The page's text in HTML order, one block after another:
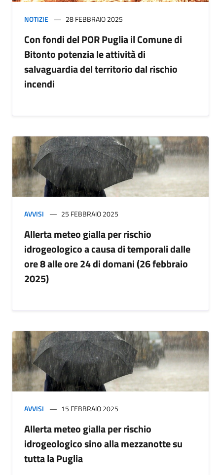
NOTIZIE 28 FEBBRAIO 2025
Con fondi del POR Puglia il Comune di
Bitonto potenzia le attività di
salvaguardia del territorio dal rischio
incendi
AVVISI 25 FEBBRAIO 2025
Allerta meteo gialla per rischio
idrogeologico a causa di temporali dalle
ore 8 alle ore 24 di domani (26 febbraio
2025)
AVVISI 15 FEBBRAIO 2025
Allerta meteo gialla per rischio
idrogeologico sino alla mezzanotte su
tutta la Puglia